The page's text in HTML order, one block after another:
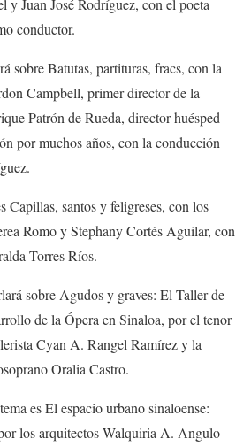
yJuan José Rodríguez, con el poeta
conductor.
sobreBatutas, partituras, fracs, con la
Campbell, primer director de la
Patrón de Rueda, director huésped
por muchos años, con la conducción
Capillas, santos y feligreses, con los
Romo yStephanyCortés Aguilar, con
Torres Ríos.
sobre Agudos y graves: El Taller de
de la Ópera en Sinaloa, por el tenor
Cyan A. Rangel Ramírezy la
Oralia Castro.
esEl espacio urbano sinaloense:
los arquitectosWalquiria A. Angulo